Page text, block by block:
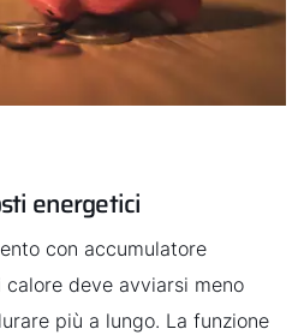
energetici
con accumulatore
deve avviarsi meno
più a lungo. La funzione